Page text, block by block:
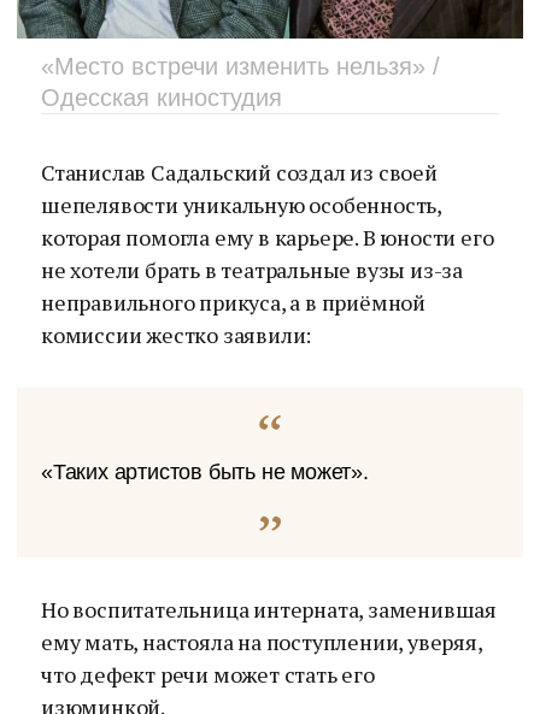
«Место встречи изменить нельзя» /
Одесская киностудия
Станислав Садальский создал из своей
шепелявости уникальную особенность,
которая помогла ему в карьере. В юности его
не хотели брать в театральные вузы из-за
неправильного прикуса, а в приёмной
комиссии жестко заявили:
«Таких артистов быть не может».
Но воспитательница интерната, заменившая
ему мать, настояла на поступлении, уверяя,
что дефект речи может стать его
изюминкой.